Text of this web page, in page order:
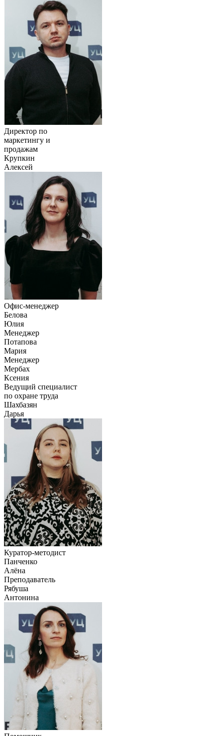
Директор по
маркетингу и
продажам
Крупкин
Алексей
Офис-менеджер
Белова
Юлия
Менеджер
Потапова
Мария
Менеджер
Мербах
Ксения
Ведущий специалист
по охране труда
Шахбазян
Дарья
Куратор-методист
Панченко
Алёна
Преподаватель
Рябуша
Антонина